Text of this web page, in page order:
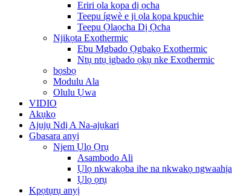
Eriri ọla kọpa dị ọcha
Teepu ígwè e ji ọla kọpa kpuchie
Teepu Ọlaọcha Dị Ọcha
Njikọta Exothermic
Ebu Mgbado Ọgbakọ Exothermic
Ntụ ntụ ịgbado ọkụ nke Exothermic
bọsbọ
Modulu Ala
Olulu Ụwa
VIDIO
Akụkọ
Ajụjụ Ndị A Na-ajụkarị
Gbasara anyị
Njem Ụlọ Ọrụ
Asambodo Ali
Ụlọ nkwakọba ihe na nkwakọ ngwaahịa
Ụlọ ọrụ
Kpọtụrụ anyị